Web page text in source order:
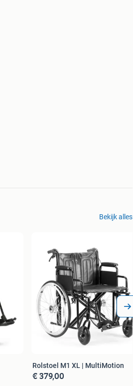
Bekijk alles
Rolstoel M1 XL | MultiMotion
€ 379,00